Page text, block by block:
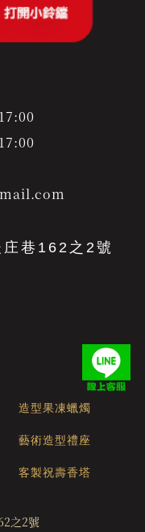
巷162之2號
造型果凍蠟燭
藝術造型禮座
客製祝壽香塔
之2號